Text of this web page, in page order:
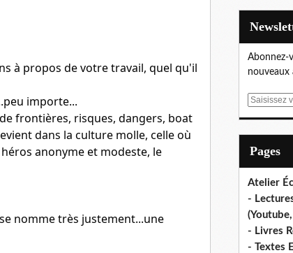
à propos de votre travail, quel qu'il
importe...
frontières, risques, dangers, boat
dans la culture molle, celle où
anonyme et modeste, le
nomme très justement...une
Abonnez-
nouveaux
E
Pages
Atelier
-
- Livres
- Textes